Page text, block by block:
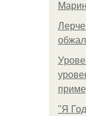
"Я